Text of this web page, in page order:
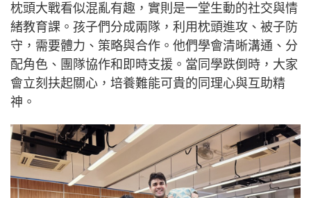
枕頭大戰看似混亂有趣，實則是一堂生動的社交與情
緒教育課。孩子們分成兩隊，利用枕頭進攻、被子防
守，需要體力、策略與合作。他們學會清晰溝通、分
配角色、團隊協作和即時支援。當同學跌倒時，大家
會立刻扶起關心，培養難能可貴的同理心與互助精
神。